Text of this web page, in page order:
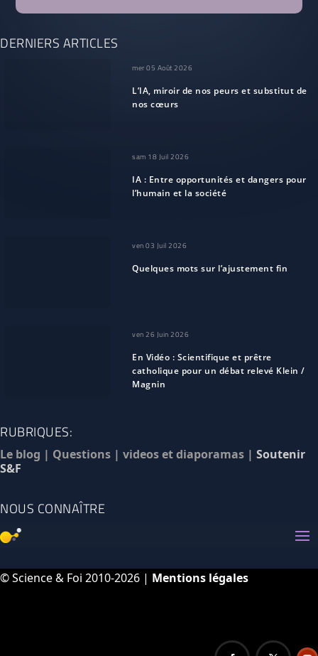
DERNIERS ARTICLES
mer 05 Août 2026
L’IA, miroir de nos peurs et substitut de
nos cœurs
sam 18 Juil 2026
IA : Entre opportunités et dangers pour
l’humain et la société
ven 03 Juil 2026
Quelques mots sur l’ajustement fin
ven 26 Juin 2026
En Vidéo : Scientifique et prêtre
catholique pour un débat relevé Klein /
Magnin
RUBRIQUES:
Le blog | Questions | videos et diaporamas | Soutenir
S&F
NOUS CONNAÎTRE
© Science & Foi 2010-2026 | Mentions légales